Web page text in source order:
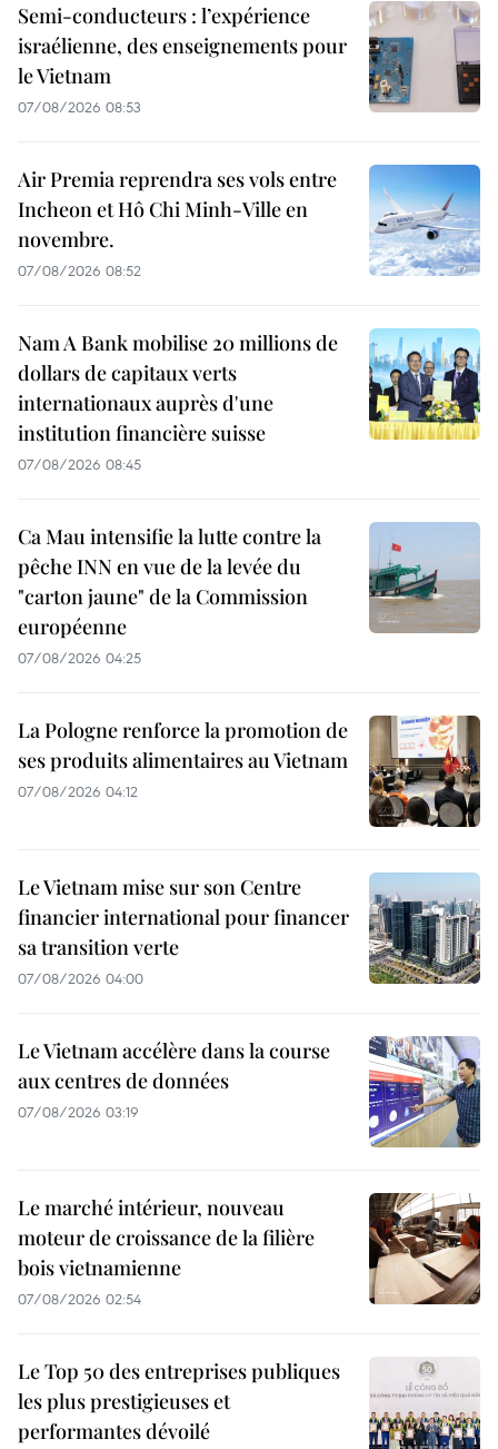
Semi-conducteurs : l’expérience
israélienne, des enseignements pour
le Vietnam
07/08/2026 08:53
Air Premia reprendra ses vols entre
Incheon et Hô Chi Minh-Ville en
novembre.
07/08/2026 08:52
Nam A Bank mobilise 20 millions de
dollars de capitaux verts
internationaux auprès d'une
institution financière suisse
07/08/2026 08:45
Ca Mau intensifie la lutte contre la
pêche INN en vue de la levée du
"carton jaune" de la Commission
européenne
07/08/2026 04:25
La Pologne renforce la promotion de
ses produits alimentaires au Vietnam
07/08/2026 04:12
Le Vietnam mise sur son Centre
financier international pour financer
sa transition verte
07/08/2026 04:00
Le Vietnam accélère dans la course
aux centres de données
07/08/2026 03:19
Le marché intérieur, nouveau
moteur de croissance de la filière
bois vietnamienne
07/08/2026 02:54
Le Top 50 des entreprises publiques
les plus prestigieuses et
performantes dévoilé